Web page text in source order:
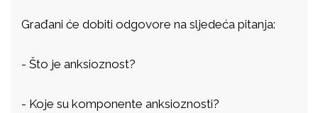
Građani će dobiti odgovore na sljedeća pitanja:
- Što je anksioznost?
- Koje su komponente anksioznosti?